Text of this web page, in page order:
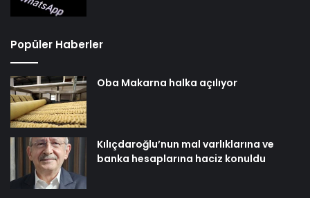
Popüler Haberler
Oba Makarna halka açılıyor
Kılıçdaroğlu’nun mal varlıklarına ve
banka hesaplarına haciz konuldu